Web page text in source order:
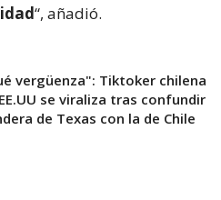
“, añadió.
vergüenza": Tiktoker chilena
se viraliza tras confundir
de Texas con la de Chile